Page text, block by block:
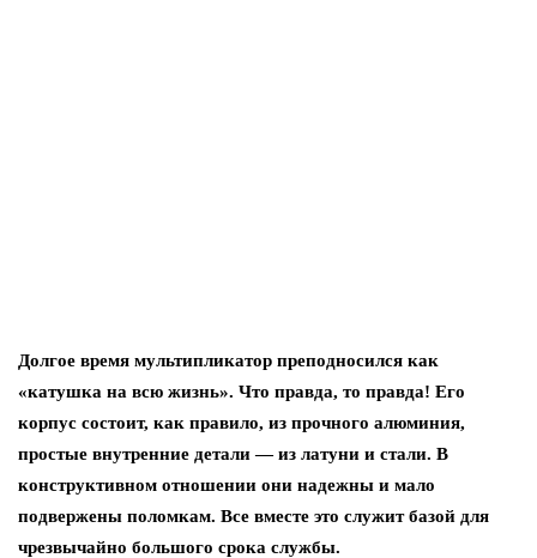
Долгое время мультипликатор преподносился как
«катушка на всю жизнь». Что правда, то правда! Его
корпус состоит, как правило, из прочного алюминия,
простые внутренние детали — из латуни и стали. В
конструктивном отношении они надежны и мало
подвержены поломкам. Все вместе это служит базой для
чрезвычайно большого срока службы.